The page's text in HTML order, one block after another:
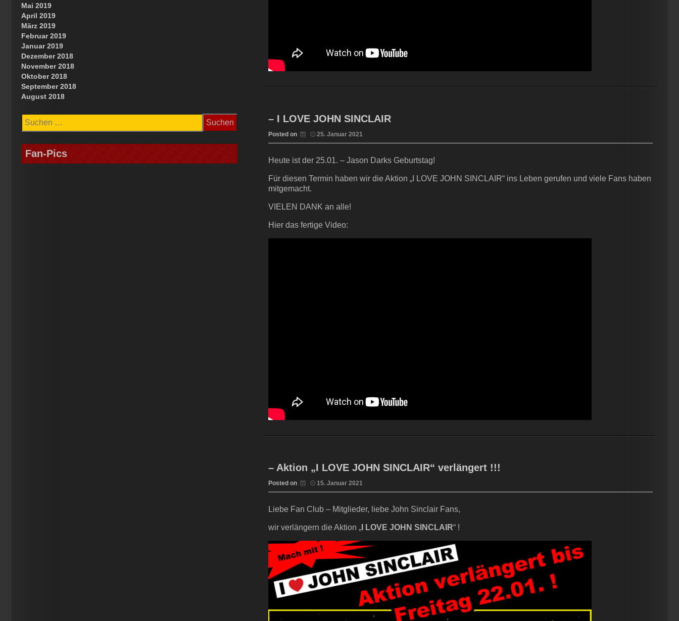
– I LOVE JOHN SINCLAIR
Posted on 25. Januar 2021
Heute ist der 25.01. – Jason Darks Geburtstag!
Für diesen Termin haben wir die Aktion „I LOVE JOHN SINCLAIR“ ins Leben gerufen und viele Fans haben
mitgemacht.
VIELEN DANK an alle!
Hier das fertige Video:
– Aktion „I LOVE JOHN SINCLAIR“ verlängert !!!
Posted on 15. Januar 2021
Liebe Fan Club – Mitglieder, liebe John Sinclair Fans,
wir verlängern die Aktion „I LOVE JOHN SINCLAIR“ !
Mai 2019
April 2019
März 2019
Februar 2019
Januar 2019
Dezember 2018
November 2018
Oktober 2018
September 2018
August 2018
Suchen
nach:
Fan-Pics